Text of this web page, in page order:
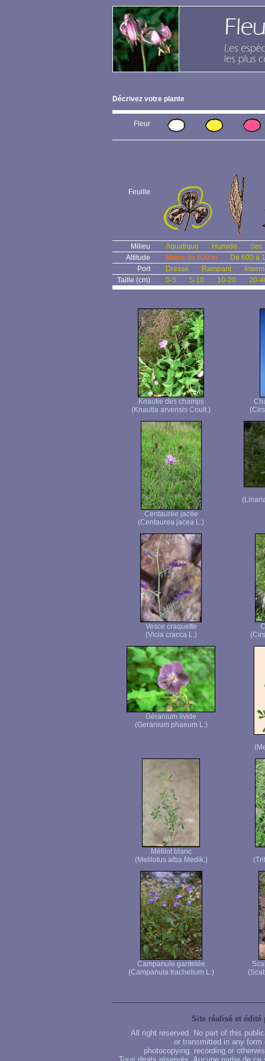
Décrivez votre plante
Fleur
Feuille
Milieu Aquatique Humide
Sec
Altitude
Moins de 600 m
De 600 à
Port
Dressé Rampant
Taille (cm)
0-5 5-10 10-20 20-
Knautie des champs
(Knautia arvensis Coult.)
Centaurée jacée
(Centaurea jacea L.)
Vesce craquette
(Vicia cracca L.)
Géranium livide
(Geranium phaeum L.)
Mélilot blanc
(Melilotus alba Medik.)
Campanule gantelée
(Campanula trachelium L.)
Site réalisé et édité
All right reserved. No part of this
or transmitted in any
photocopying, recording or